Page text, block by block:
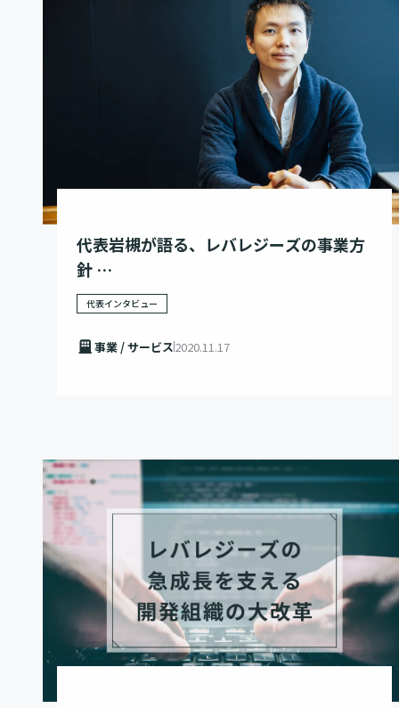
代表岩槻が語る、レバレジーズの事業方
針
– 関係者の感情に貢献し、社会に合わせ
た事業を展開 –
代表インタビュー
事業 / サービス2020.11.17